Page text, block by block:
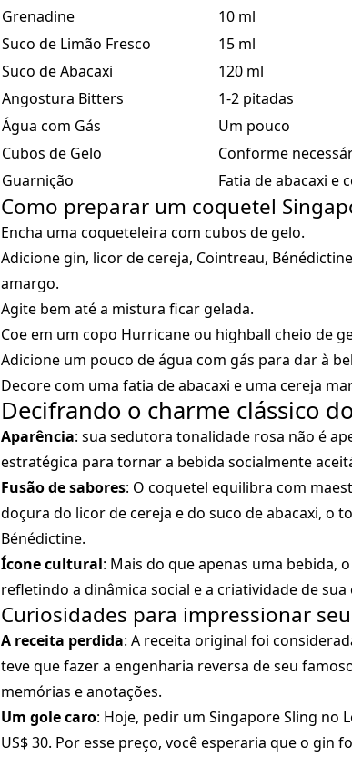
Grenadine
10 ml
Suco de Limão Fresco
15 ml
Suco de Abacaxi
120 ml
Angostura Bitters
1-2 pitadas
Água com Gás
Um pouco
Cubos de Gelo
Conforme
Guarnição
Fatia de abacaxi e
Como preparar um coquetel
Encha uma coqueteleira com cubos de gelo.
Adicione gin, licor de cereja, Cointreau,
amargo.
Agite bem até a mistura ficar gelada.
Coe em um copo Hurricane ou highball cheio de
Adicione um pouco de água com gás para dar à
Decore com uma fatia de abacaxi e uma cereja
Decifrando o charme clássico
Aparência: sua sedutora tonalidade rosa não é
estratégica para tornar a bebida socialmente
Fusão de sabores: O coquetel equilibra com
doçura do licor de cereja e do suco de abacaxi, o
Bénédictine.
Ícone cultural: Mais do que apenas uma bebida,
refletindo a dinâmica social e a criatividade de sua
Curiosidades para impressionar
A receita perdida: A receita original foi
teve que fazer a engenharia reversa de seu
memórias e anotações.
Um gole caro: Hoje, pedir um Singapore Sling no
US$ 30. Por esse preço, você esperaria que o gin